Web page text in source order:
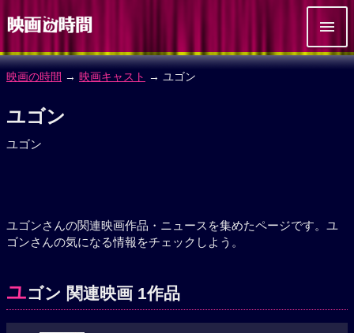
映画の時間 → 映画キャスト → ユゴン
ユゴン
ユゴン
ユゴンさんの関連映画作品・ニュースを集めたページです。ユ
ゴンさんの気になる情報をチェックしよう。
ユゴン 関連映画 1作品